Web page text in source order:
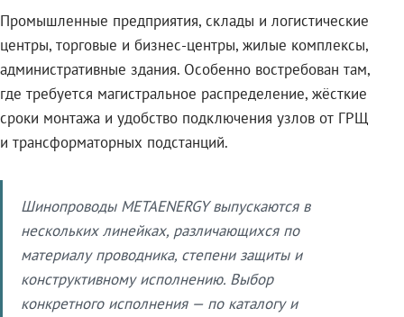
Промышленные предприятия, склады и логистические
центры, торговые и бизнес-центры, жилые комплексы,
административные здания. Особенно востребован там,
где требуется магистральное распределение, жёсткие
сроки монтажа и удобство подключения узлов от ГРЩ
и трансформаторных подстанций.
Шинопроводы METAENERGY выпускаются в
нескольких линейках, различающихся по
материалу проводника, степени защиты и
конструктивному исполнению. Выбор
конкретного исполнения — по каталогу и